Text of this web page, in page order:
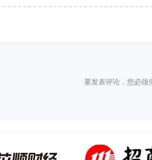
要发表评论，您必须